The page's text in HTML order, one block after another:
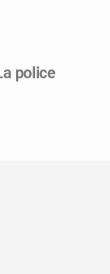
police